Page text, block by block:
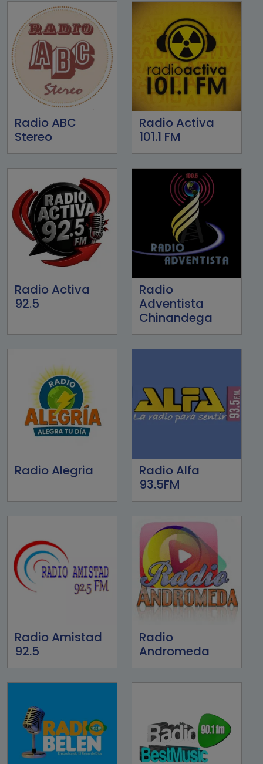
Radio ABC
Stereo
Radio Activa
101.1 FM
Radio Activa
92.5
Radio
Adventista
Chinandega
Radio Alegria
Radio Alfa
93.5FM
Radio Amistad
92.5
Radio
Andromeda